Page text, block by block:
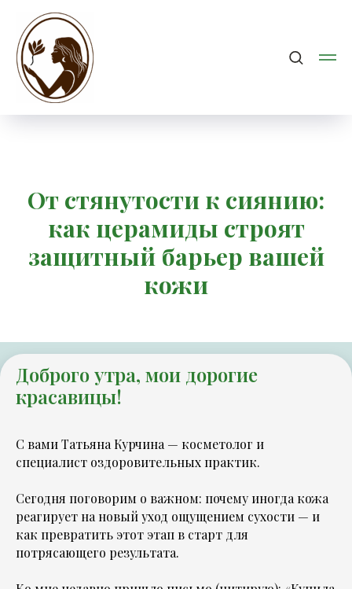
От стянутости к сиянию:
как церамиды строят
защитный барьер вашей
кожи
Доброго утра, мои дорогие
красавицы!
С вами Татьяна Курчина — косметолог и
специалист оздоровительных практик.
Сегодня поговорим о важном: почему иногда кожа
реагирует на новый уход ощущением сухости — и
как превратить этот этап в старт для
потрясающего результата.